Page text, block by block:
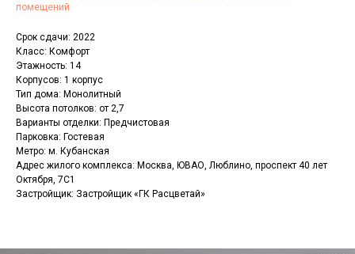
помещений
Срок сдачи: 2022
Класс: Комфорт
Этажность: 14
Корпусов: 1 корпус
Тип дома: Монолитный
Высота потолков: от 2,7
Варианты отделки: Предчистовая
Парковка: Гостевая
Метро: м. Кубанская
Адрес жилого комплекса: Москва, ЮВАО, Люблино, проспект 40 лет
Октября, 7С1
Застройщик: Застройщик «ГК Расцветай»